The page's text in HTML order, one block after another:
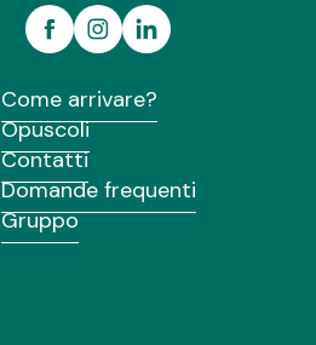
Come arrivare?
Opuscoli
Contatti
Domande frequenti
Gruppo